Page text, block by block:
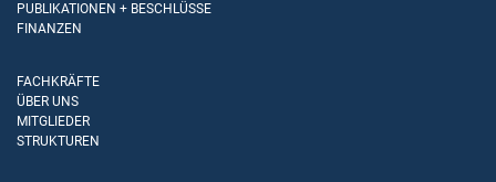
PUBLIKATIONEN + BESCHLÜSSE
FINANZEN
FACHKRÄFTE
ÜBER UNS
MITGLIEDER
STRUKTUREN